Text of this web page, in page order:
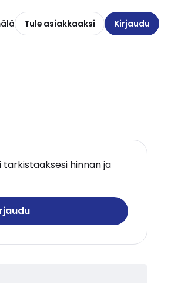
Tule asiakkaaksi Kirjaudu
tarkistaaksesi hinnan ja